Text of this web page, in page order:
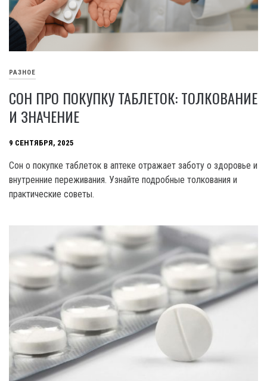
РАЗНОЕ
СОН ПРО ПОКУПКУ ТАБЛЕТОК: ТОЛКОВАНИЕ
И ЗНАЧЕНИЕ
9 СЕНТЯБРЯ, 2025
Сон о покупке таблеток в аптеке отражает заботу о здоровье и
внутренние переживания. Узнайте подробные толкования и
практические советы.